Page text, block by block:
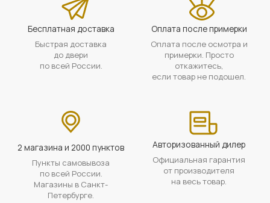
Бесплатная доставка
Быстрая доставка
до двери
по всей России.
Оплата после примерки
Оплата после осмотра и
примерки. Просто
откажитесь,
если товар не подошел.
2 магазина и 2000 пунктов
Пункты самовывоза
по всей России.
Магазины в Санкт-
Петербурге.
Авторизованный дилер
Официальная гарантия
от производителя
на весь товар.